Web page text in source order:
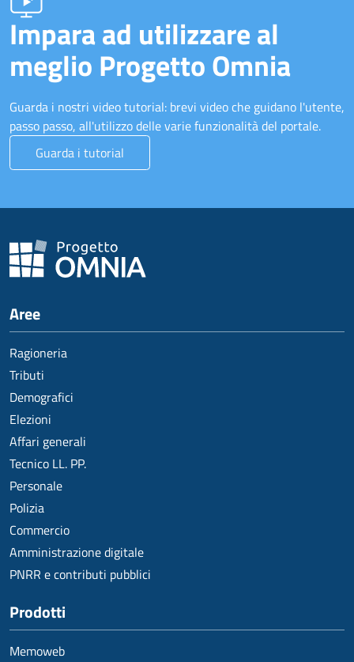
Impara ad utilizzare al
meglio Progetto Omnia
Guarda i nostri video tutorial: brevi video che guidano l'utente,
passo passo, all'utilizzo delle varie funzionalità del portale.
Guarda i tutorial
Aree
Ragioneria
Tributi
Demografici
Elezioni
Affari generali
Tecnico LL. PP.
Personale
Polizia
Commercio
Amministrazione digitale
PNRR e contributi pubblici
Prodotti
Memoweb